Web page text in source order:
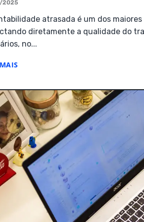
2025
atrasada é um dos
diretamente a qualidade do
no...